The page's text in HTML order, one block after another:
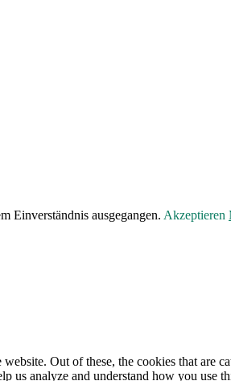
Einverständnis ausgegangen. Akzeptieren
Out of these, the cookies that are
us analyze and understand how you